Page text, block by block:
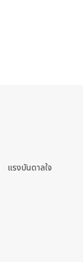
แรงบันดาลใจ